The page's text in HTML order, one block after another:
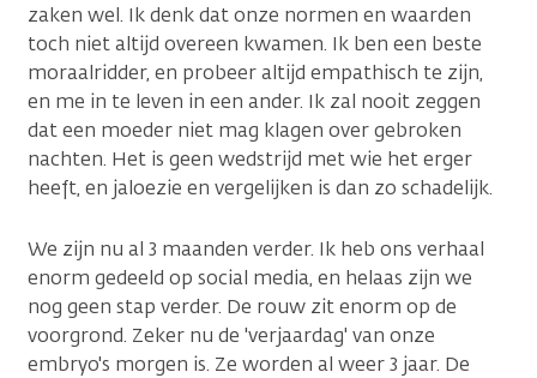
zaken wel. Ik denk dat onze normen en waarden
toch niet altijd overeen kwamen. Ik ben een beste
moraalridder, en probeer altijd empathisch te zijn,
en me in te leven in een ander. Ik zal nooit zeggen
dat een moeder niet mag klagen over gebroken
nachten. Het is geen wedstrijd met wie het erger
heeft, en jaloezie en vergelijken is dan zo schadelijk.
We zijn nu al 3 maanden verder. Ik heb ons verhaal
enorm gedeeld op social media, en helaas zijn we
nog geen stap verder. De rouw zit enorm op de
voorgrond. Zeker nu de 'verjaardag' van onze
embryo's morgen is. Ze worden al weer 3 jaar. De